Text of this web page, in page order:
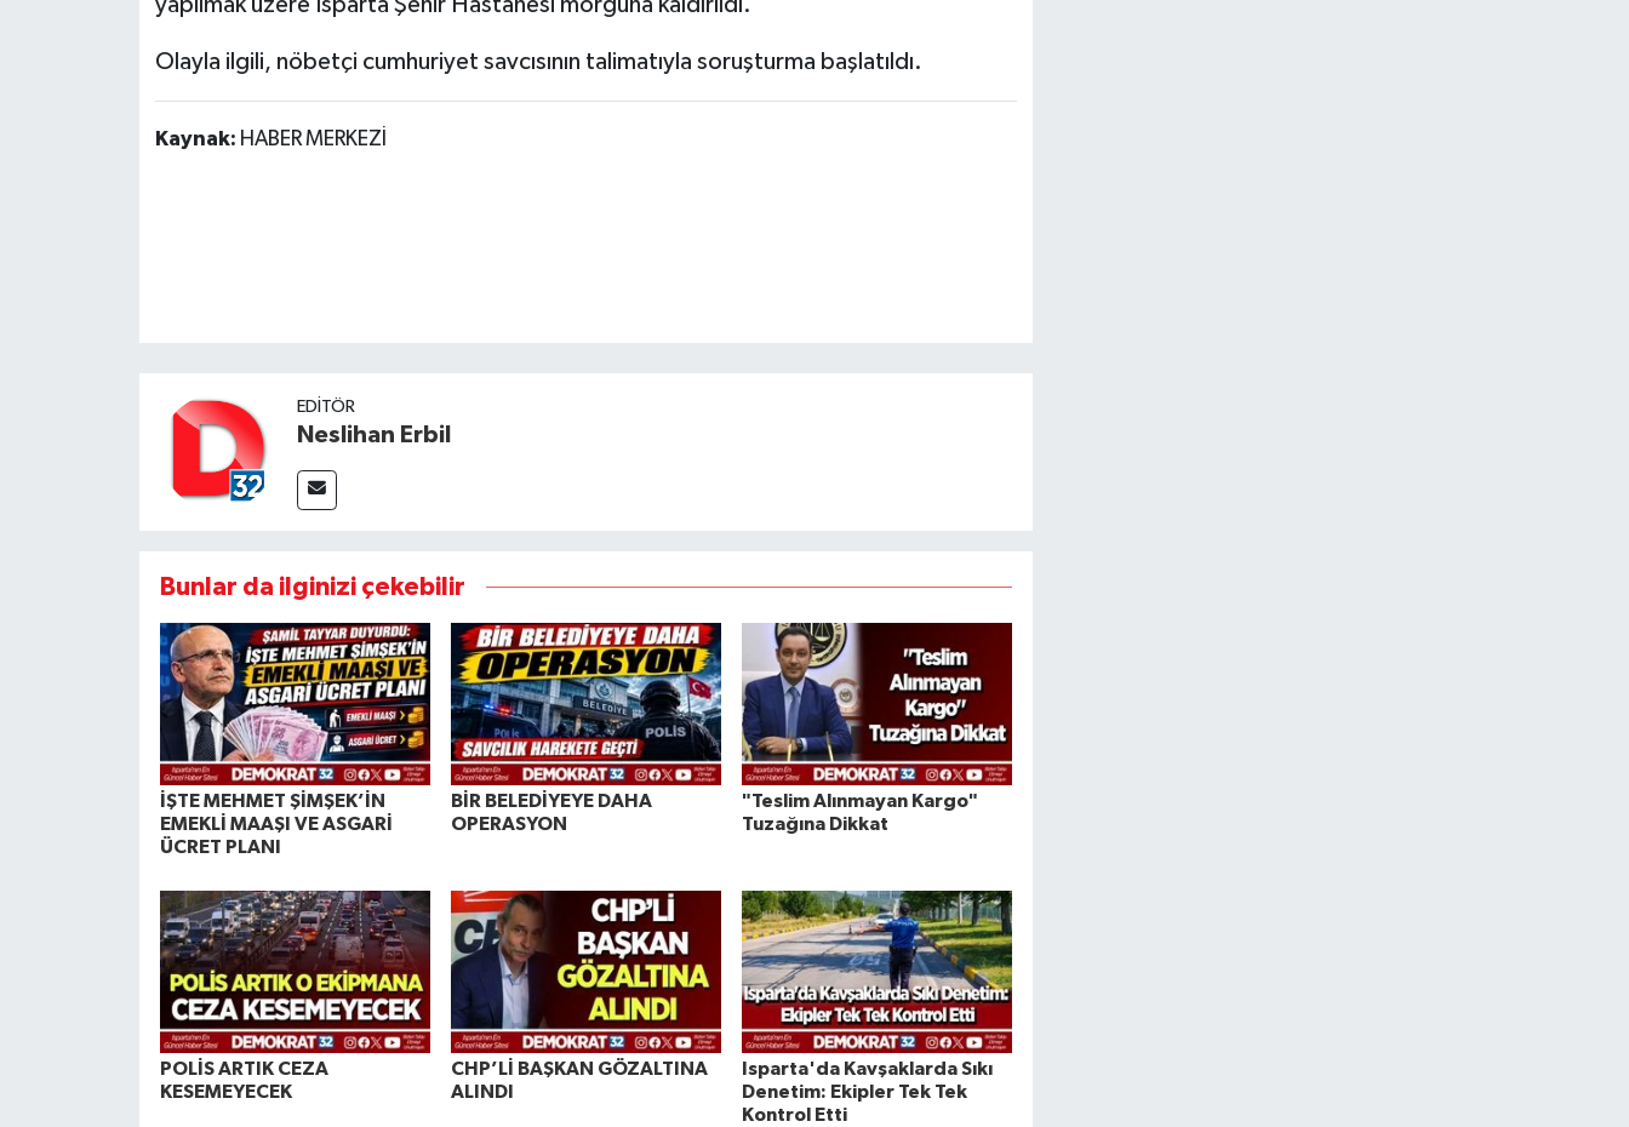
Olayla ilgili, nöbetçi cumhuriyet savcısının talimatıyla soruşturma başlatıldı.
Kaynak: HABER MERKEZİ
EDITÖR
Neslihan Erbil
Bunlar da ilginizi çekebilir
İŞTE MEHMET ŞİMŞEK’İN
EMEKLİ MAAŞI VE ASGARİ
ÜCRET PLANI
BİR BELEDİYEYE DAHA
OPERASYON
"Teslim Alınmayan Kargo"
Tuzağına Dikkat
POLİS ARTIK CEZA
KESEMEYECEK
CHP’Lİ BAŞKAN GÖZALTINA
ALINDI
Isparta'da Kavşaklarda Sıkı
Denetim: Ekipler Tek Tek
Kontrol Etti